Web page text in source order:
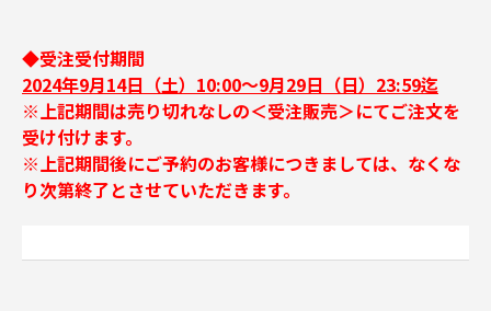
◆受注受付期間
2024年9月14日（土）10:00～9月29日（日）23:59迄
※上記期間は売り切れなしの＜受注販売＞にてご注文を
受け付けます。
※上記期間後にご予約のお客様につきましては、なくな
り次第終了とさせていただきます。